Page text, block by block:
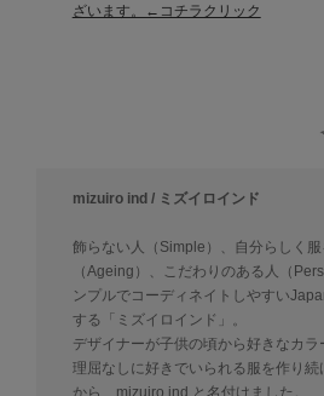
ざいます。←コチラクリック
mizuiro ind / ミズイロインド
飾らない人（Simple）、自分らしく服
（Ageing）、こだわりのある人（
ンプルでコーディネイトしやすい
する「ミズイロインド」。
デザイナーが子供の頃から好きなカラ
理屈なしに好きでいられる服を作り続
から、mizuiro ind と名付けました。